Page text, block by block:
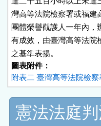
灣高等法院檢察署或福建
團體榮譽觀護人一年內
有成效，由臺灣高等法院
之基準表揚。
圖表附件：
附表二 臺灣高等法院檢
憲法法庭